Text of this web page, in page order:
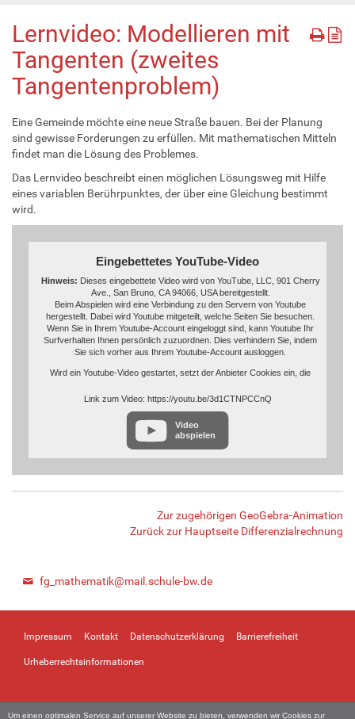
Um einen optimalen Service auf unserer Website zu bieten, verwenden wir Cookies zur
Lernvideo: Modellieren mit
Tangenten (zweites
Tangentenproblem)
Eine Gemeinde möchte eine neue Straße bauen. Bei der Planung
sind gewisse Forderungen zu erfüllen. Mit mathematischen Mitteln
findet man die Lösung des Problemes.
Das Lernvideo beschreibt einen möglichen Lösungsweg mit Hilfe
eines variablen Berührpunktes, der über eine Gleichung bestimmt
wird.
Eingebettetes YouTube-Video
Hinweis: Dieses eingebettete Video wird von YouTube, LLC, 901 Cherry
Ave., San Bruno, CA 94066, USA bereitgestellt.
Beim Abspielen wird eine Verbindung zu den Servern von Youtube
hergestellt. Dabei wird Youtube mitgeteilt, welche Seiten Sie besuchen.
Wenn Sie in Ihrem Youtube-Account eingeloggt sind, kann Youtube Ihr
Surfverhalten Ihnen persönlich zuzuordnen. Dies verhindern Sie, indem
Sie sich vorher aus Ihrem Youtube-Account ausloggen.
Wird ein Youtube-Video gestartet, setzt der Anbieter Cookies ein, die
Wer das Speichern von Cookies für das Google-Ad-Programm
deaktiviert hat, wird auch beim Anschauen von Youtube-Videos mit
keinen solchen Cookies rechnen müssen. Youtube legt aber auch in
anderen Cookies nicht-personenbezogene Nutzungsinformationen ab.
https://www.google.de/intl/de/policies/privacy/
Link zum Video: https://youtu.be/3d1CTNPCCnQ
Video
abspielen
Zur zugehörigen GeoGebra-Animation
Zurück zur Hauptseite Differenzialrechnung
fg_mathematik@mail.schule-bw.de
Impressum Kontakt Datenschutzerklärung Barrierefreiheit
Urheberrechtsinformationen